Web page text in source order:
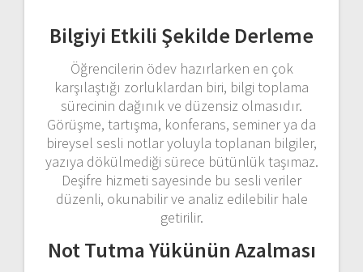
Bilgiyi Etkili Şekilde Derleme
Öğrencilerin ödev hazırlarken en çok
karşılaştığı zorluklardan biri, bilgi toplama
sürecinin dağınık ve düzensiz olmasıdır.
Görüşme, tartışma, konferans, seminer ya da
bireysel sesli notlar yoluyla toplanan bilgiler,
yazıya dökülmediği sürece bütünlük taşımaz.
Deşifre hizmeti sayesinde bu sesli veriler
düzenli, okunabilir ve analiz edilebilir hale
getirilir.
Not Tutma Yükünün Azalması